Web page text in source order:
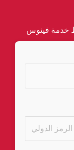
خدمة فينوس